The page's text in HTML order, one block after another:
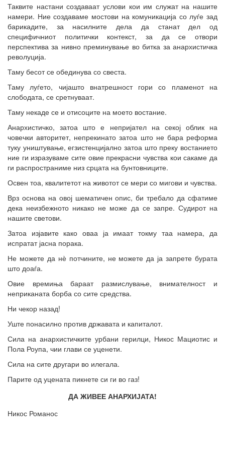
Таквите настани создаваат услови кои им служат на нашите
намери. Ние создаваме мостови на комуникација со луѓе зад
барикадите, за насилните дела да станат дел од
специфичниот политички контекст, за да се отвори
перспектива за нивно преминување во битка за анархистичка
револуција.
Таму бесот се обединува со свеста.
Таму луѓето, чијашто внатрешност гори со пламенот на
слободата, се сретнуваат.
Таму некаде се и отисоците на моето востание.
Анархистичко, затоа што е непријател на секој облик на
човечки авторитет, непрекинато затоа што не бара реформа
туку уништување, егзистенцијално затоа што преку востанието
ние ги изразуваме сите овие прекрасни чувства кои сакаме да
ги распространиме низ срцата на бунтовниците.
Освен тоа, квалитетот на животот се мери со мигови и чувства.
Врз основа на овој шематичен опис, би требало да сфатиме
дека неизбежното никако не може да се запре. Судирот на
нашите светови.
Затоа изјавите како оваа ја имаат токму таа намера, да
испратат јасна порака.
Не можете да нѐ потчините, не можете да ја запрете бурата
што доаѓа.
Овие времиња бараат размислување, внимателност и
неприканата борба со сите средства.
Ни чекор назад!
Уште понасилно против државата и капиталот.
Сила на анархистичките урбани герилци, Никос Мациотис и
Пола Роупа, чии глави се уценети.
Сила на сите другари во илегала.
Парите од уцената пикнете си ги во газ!
ДА ЖИВЕЕ АНАРХИЈАТА!
Никос Романос